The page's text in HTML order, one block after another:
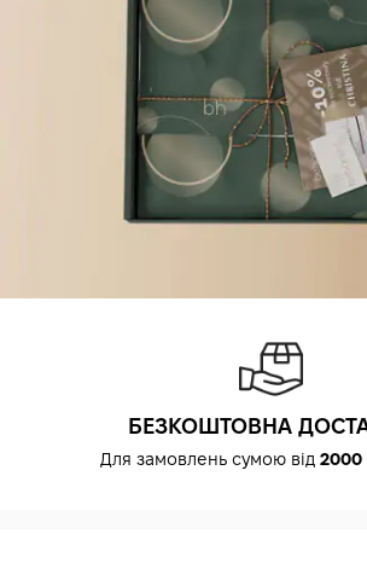
БЕЗКОШТОВНА
Для замовлень сумою від 2000